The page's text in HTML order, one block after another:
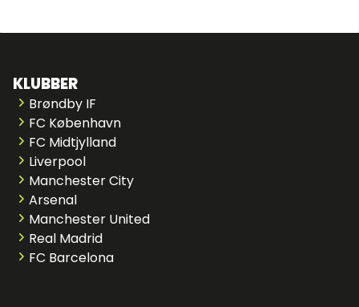
KLUBBER
Brøndby IF
FC København
FC Midtjylland
Liverpool
Manchester City
Arsenal
Manchester United
Real Madrid
FC Barcelona